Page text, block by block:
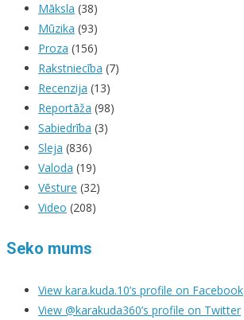
Māksla (38)
Mūzika (93)
Proza (156)
Rakstniecība (7)
Recenzija (13)
Reportāža (98)
Sabiedrība (3)
Sleja (836)
Valoda (19)
Vēsture (32)
Video (208)
Seko mums
View kara.kuda.10’s profile on Facebook
View @karakuda360’s profile on Twitter